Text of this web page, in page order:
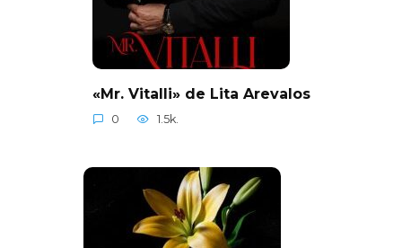
«Mr. Vitalli» de Lita Arevalos
0 1.5k.